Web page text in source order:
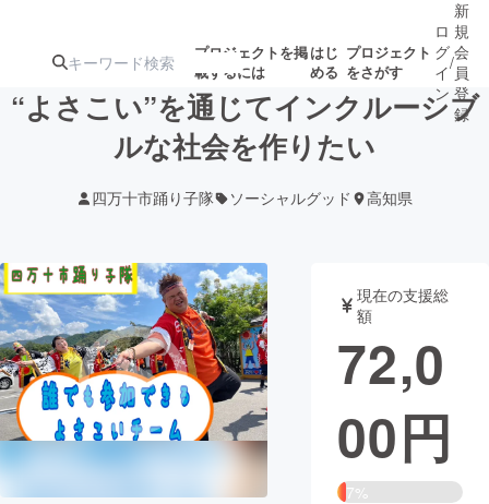
プロジェクトを掲
載するには
はじ
める
プロジェクト
をさがす
注目のリ
ターン
注目の新着プロ
ジェクト
募集終了が近いプ
ロジェクト
されます
アート・写真 音楽
テクノロジー・ガジェット ゲーム・
映像・映画 書籍・雑誌
ビジネス・起業 チャレンジ
ロ
グ
イ
ン
/
新
規
会
員
登
録
“よさこい”を通じてインクルーシブ
ルな社会を作りたい
四万十市踊り子隊 ソーシャルグッド 高知県
現在の支援総
額
72,0
00円
7%